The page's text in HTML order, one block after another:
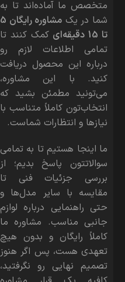
متخصص ما آماده‌اند تا به
شما در یک
مشاوره رایگان 5
تا 15 دقیقه‌ای
کمک کنند تا
تمامی اطلاعات لازم رو
درباره این محصول دریافت
کنید. با این مشاوره،
می‌تونید مطمئن بشید که
انتخاب‌تون کاملاً متناسب با
نیازها و انتظارات شماست.
ما اینجا هستیم تا به تمامی
سوالاتتون پاسخ بدیم؛ از
بررسی جزئیات فنی تا
مقایسه با سایر مدل‌ها و
حتی راهنمایی درباره لوازم
جانبی مناسب. مشاوره ما
کاملاً رایگان و بدون هیچ
تعهدی هست، پس اگر هنوز
تصمیم نهایی رو نگرفتید،